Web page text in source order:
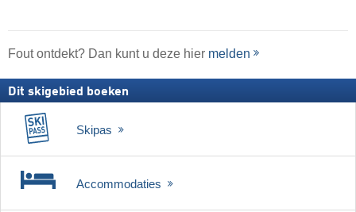
Fout ontdekt? Dan kunt u deze hier melden
Dit skigebied boeken
Skipas
Accommodaties